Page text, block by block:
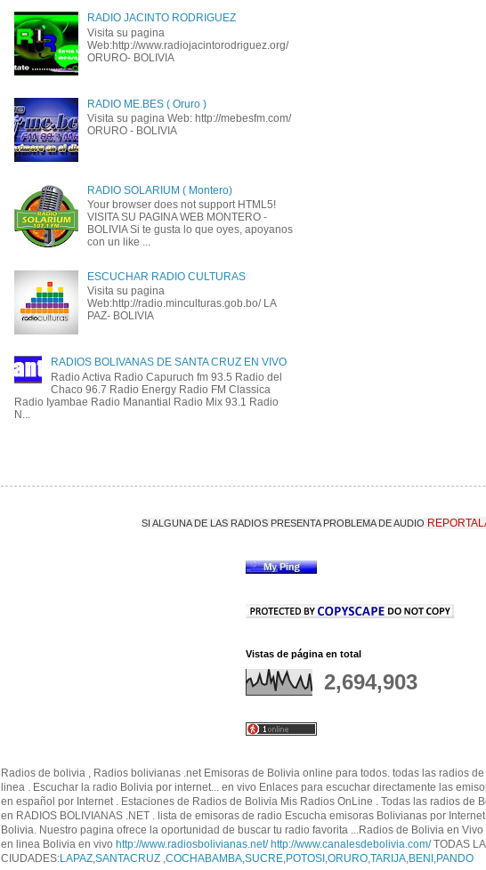
RADIO JACINTO RODRIGUEZ
Visita su pagina
Web:http://www.radiojacintorodriguez.org/
ORURO- BOLIVIA
RADIO ME.BES ( Oruro )
Visita su pagina Web: http://mebesfm.com/
ORURO - BOLIVIA
RADIO SOLARIUM ( Montero)
Your browser does not support HTML5!
VISITA SU PAGINA WEB MONTERO -
BOLIVIA Si te gusta lo que oyes, apoyanos
con un like ...
ESCUCHAR RADIO CULTURAS
Visita su pagina
Web:http://radio.minculturas.gob.bo/ LA
PAZ- BOLIVIA
RADIOS BOLIVANAS DE SANTA CRUZ EN VIVO
Radio Activa Radio Capuruch fm 93.5 Radio del
Chaco 96.7 Radio Energy Radio FM Classica
Radio Iyambae Radio Manantial Radio Mix 93.1 Radio
N...
SI ALGUNA DE LAS RADIOS PRESENTA PROBLEMA DE AUDIO
Vistas de página en total
2,694,903
Radios de bolivia , Radios bolivianas .net Emisoras de Bolivia online para todos. todas las radios
linea . Escuchar la radio Bolivia por internet... en vivo Enlaces para escuchar directamente las
en español por Internet . Estaciones de Radios de Bolivia Mis Radios OnLine . Todas las radios de
en RADIOS BOLIVIANAS .NET . lista de emisoras de radio Escucha emisoras Bolivianas por
Bolivia. Nuestro pagina ofrece la oportunidad de buscar tu radio favorita ...Radios de Bolivia en
en linea Bolivia en vivo http://www.radiosbolivianas.net/ http://www.canalesdebolivia.com/TODAS
CIUDADES:LAPAZ SANTACRUZ COCHABAMBA SUCRE POTOSI ORURO TARIJA BENI PANDO